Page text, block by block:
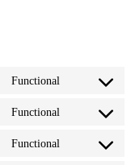
Functional
Consent
Functional
Consent
Functional
Consent